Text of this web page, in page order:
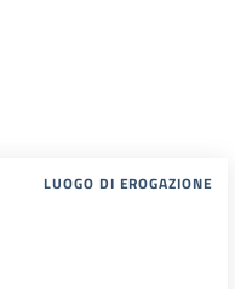
LUOGO DI EROGAZIONE